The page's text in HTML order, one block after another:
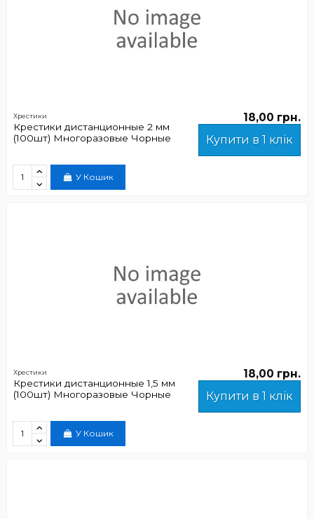
Хрестики
Крестики дистанционные 2 мм
(100шт) Многоразовые Чорные
18,00 грн.
Купити в 1 клік
У Кошик
Хрестики
Крестики дистанционные 1,5 мм
(100шт) Многоразовые Чорные
18,00 грн.
Купити в 1 клік
У Кошик